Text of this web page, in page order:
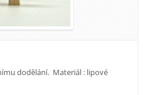
dodělání. Materiál : lipové